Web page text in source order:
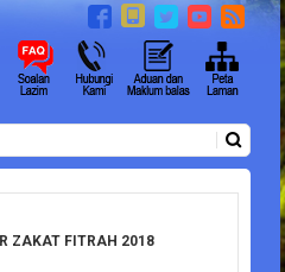
ZAKAT FITRAH 2018